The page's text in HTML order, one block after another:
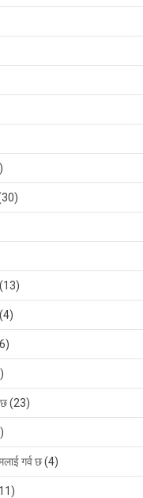
(23)
गर्व छ(4)